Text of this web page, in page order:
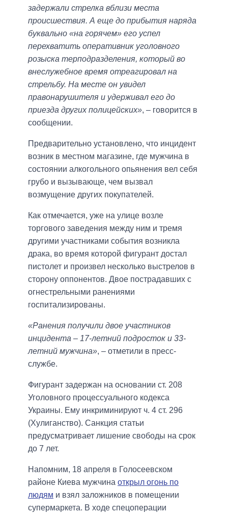
задержали стрелка вблизи места
происшествия. А еще до прибытия наряда
буквально «на горячем» его успел
перехватить оперативник уголовного
розыска терподразделения, который во
внеслужебное время отреагировал на
стрельбу. На месте он увидел
правонарушителя и удерживал его до
приезда других полицейских», – говорится в
сообщении.
Предварительно установлено, что инцидент
возник в местном магазине, где мужчина в
состоянии алкогольного опьянения вел себя
грубо и вызывающе, чем вызвал
возмущение других покупателей.
Как отмечается, уже на улице возле
торгового заведения между ним и тремя
другими участниками события возникла
драка, во время которой фигурант достал
пистолет и произвел несколько выстрелов в
сторону оппонентов. Двое пострадавших с
огнестрельными ранениями
госпитализированы.
«Ранения получили двое участников
инцидента – 17-летний подросток и 33-
летний мужчина», – отметили в пресс-
службе.
Фигурант задержан на основании ст. 208
Уголовного процессуального кодекса
Украины. Ему инкриминируют ч. 4 ст. 296
(Хулиганство). Санкция статьи
предусматривает лишение свободы на срок
до 7 лет.
Напомним, 18 апреля в Голосеевском
районе Киева мужчина открыл огонь по
людям и взял заложников в помещении
супермаркета. В ходе спецоперации